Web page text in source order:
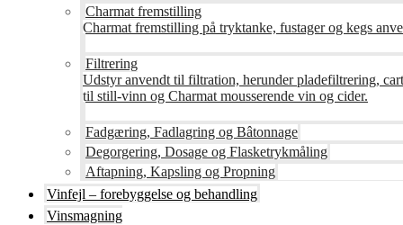
Charmat fremstilling
Charmat fremstilling på tryktanke, fustager og kegs
Filtrering
Udstyr anvendt til filtration, herunder pladefiltrering,
til still-vinn og Charmat mousserende vin og cider.
Fadgæring, Fadlagring og Bâtonnage
Degorgering, Dosage og Flasketrykmåling
Aftapning, Kapsling og Propning
Vinfejl – forebyggelse og behandling
Vinsmagning